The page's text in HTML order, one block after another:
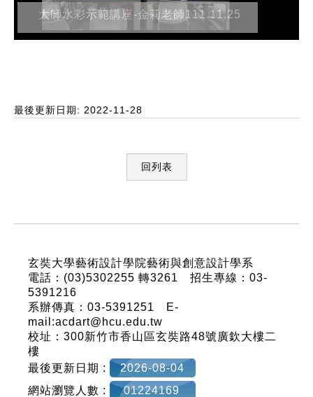
大師水彩示範講座-金莉老師111.11.25
最後更新日期: 2022-11-28
回列表
玄奘大學藝術設計學院藝術與創意設計學系
電話：(03)5302255 轉3261 招生專線：03-
5391216
系辦傳真：03-5391251 E-
mail:acdart@hcu.edu.tw
校址：300新竹市香山區玄奘路48號廣欽大樓二
樓
最後更新日期 :
2026-08-04
網站瀏覽人數 :
01224169